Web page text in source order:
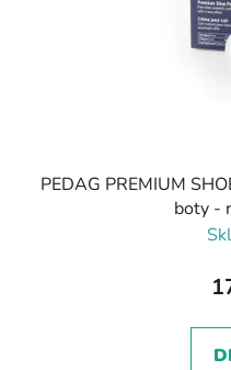
PEDAG PREMIUM
boty -